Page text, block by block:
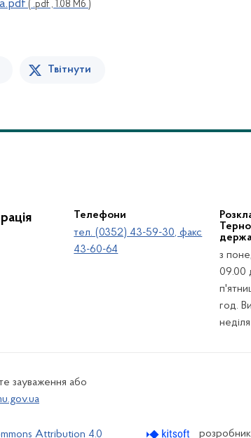
( .pdf , 1.08 Мб )
Твітнути
Телефони
тел. (0352) 43-59-30, факс
43-60-64
з
09.00
год.
неділя
зауваження або
Attribution 4.0